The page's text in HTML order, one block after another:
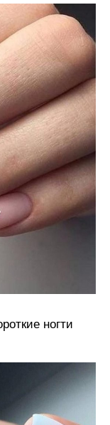
ногти